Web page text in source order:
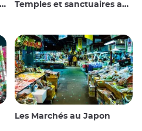
Temples et sanctuaires au Japon
Les Marchés au Japon